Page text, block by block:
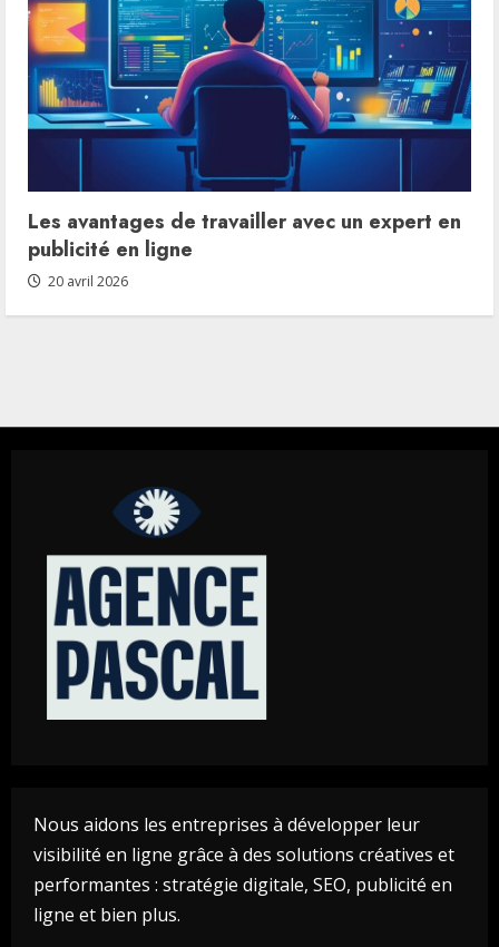
Les avantages de travailler avec un expert en
publicité en ligne
20 avril 2026
Nous aidons les entreprises à développer leur
visibilité en ligne grâce à des solutions créatives et
performantes : stratégie digitale, SEO, publicité en
ligne et bien plus.